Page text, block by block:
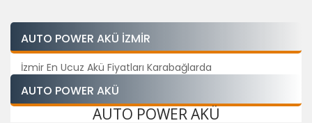
AUTO POWER AKÜ İZMIR
İzmir En Ucuz Akü Fiyatları Karabağlarda
AUTO POWER AKÜ
AUTO POWER AKÜ